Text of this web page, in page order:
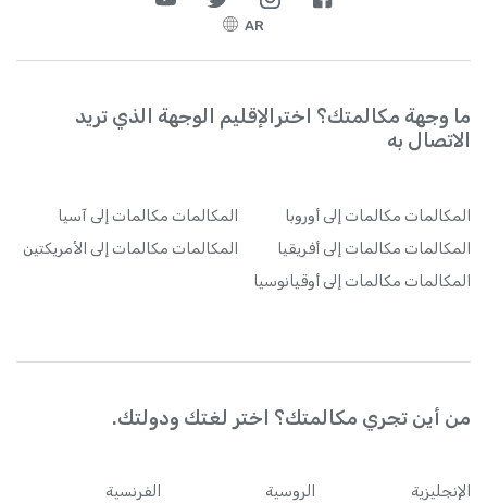
AR
ما وجهة مكالمتك؟ اخترالإقليم الوجهة الذي تريد
الاتصال به
المكالمات مكالمات إلى أوروبا المكالمات مكالمات إلى آسيا
المكالمات مكالمات إلى أفريقيا المكالمات مكالمات إلى الأمريكتين
المكالمات مكالمات إلى أوقيانوسيا
من أين تجري مكالمتك؟ اختر لغتك ودولتك.
الإنجليزية الروسية الفرنسية